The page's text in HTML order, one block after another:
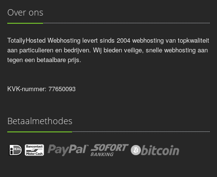
Over ons
TotallyHosted Webhosting levert sinds 2004 webhosting van topkwaliteit
aan particulieren en bedrijven. Wij bieden veilige, snelle webhosting aan
tegen een betaalbare prijs.
KVK-nummer: 77650093
Betaalmethodes